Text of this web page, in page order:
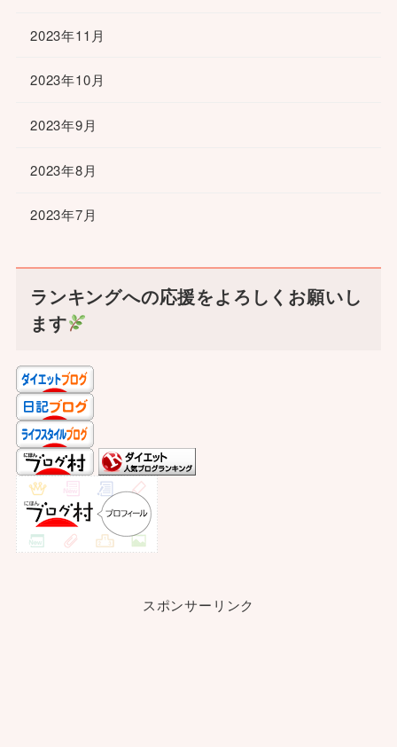
2023年11月
2023年10月
2023年9月
2023年8月
2023年7月
ランキングへの応援をよろしくお願いし
ます
スポンサーリンク